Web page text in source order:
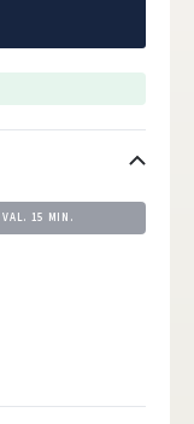
VAL. 15 MIN.